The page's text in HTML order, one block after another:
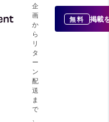
企
画
か
ら
リ
タ
ー
ン
配
送
ま
で
無料 掲載